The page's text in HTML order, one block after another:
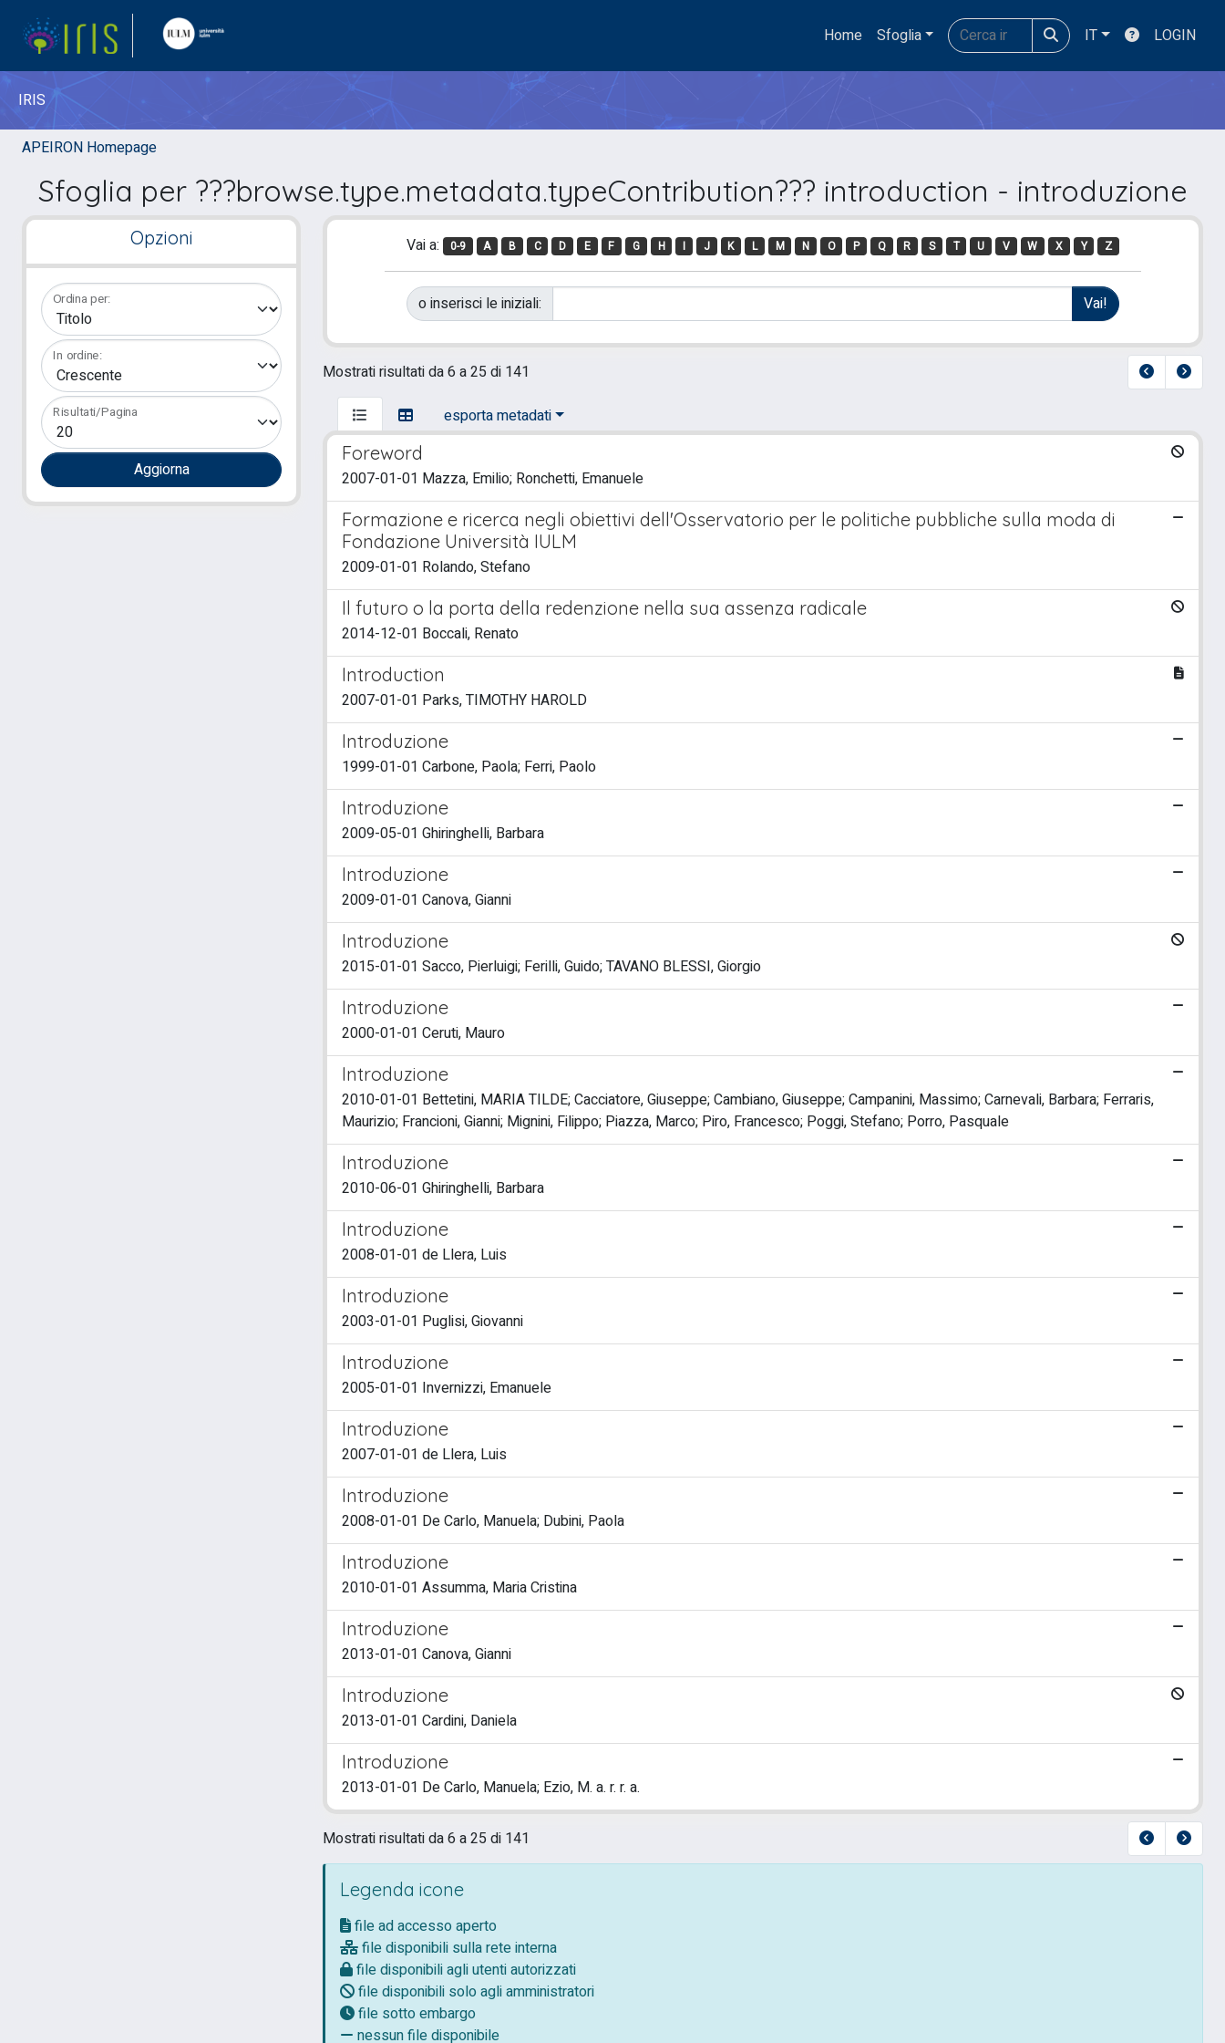
Home Sfoglia IT LOGIN
IRIS
APEIRON Homepage
Sfoglia per ???browse.type.metadata.typeContribution??? introduction - introduzione
Opzioni
Ordina per:
In ordine:
Risultati/Pagina
Vai a: 0-9 A B C D E F G H I J K L M N O P Q R S T U V W X Y Z
o inserisci le iniziali:
Mostrati risultati da 6 a 25 di 141
esporta metadati
Foreword
2007-01-01 Mazza, Emilio; Ronchetti, Emanuele
Formazione e ricerca negli obiettivi dell'Osservatorio per le politiche pubbliche sulla moda di
Fondazione Università IULM
2009-01-01 Rolando, Stefano
Il futuro o la porta della redenzione nella sua assenza radicale
2014-12-01 Boccali, Renato
Introduction
2007-01-01 Parks, TIMOTHY HAROLD
Introduzione
1999-01-01 Carbone, Paola; Ferri, Paolo
Introduzione
2009-05-01 Ghiringhelli, Barbara
Introduzione
2009-01-01 Canova, Gianni
Introduzione
2015-01-01 Sacco, Pierluigi; Ferilli, Guido; TAVANO BLESSI, Giorgio
Introduzione
2000-01-01 Ceruti, Mauro
Introduzione
2010-01-01 Bettetini, MARIA TILDE; Cacciatore, Giuseppe; Cambiano, Giuseppe; Campanini, Massimo; Carnevali, Barbara; Ferraris,
Maurizio; Francioni, Gianni; Mignini, Filippo; Piazza, Marco; Piro, Francesco; Poggi, Stefano; Porro, Pasquale
Introduzione
2010-06-01 Ghiringhelli, Barbara
Introduzione
2008-01-01 de Llera, Luis
Introduzione
2003-01-01 Puglisi, Giovanni
Introduzione
2005-01-01 Invernizzi, Emanuele
Introduzione
2007-01-01 de Llera, Luis
Introduzione
2008-01-01 De Carlo, Manuela; Dubini, Paola
Introduzione
2010-01-01 Assumma, Maria Cristina
Introduzione
2013-01-01 Canova, Gianni
Introduzione
2013-01-01 Cardini, Daniela
Introduzione
2013-01-01 De Carlo, Manuela; Ezio, M. a. r. r. a.
Mostrati risultati da 6 a 25 di 141
Legenda icone
file ad accesso aperto
file disponibili sulla rete interna
file disponibili agli utenti autorizzati
file disponibili solo agli amministratori
file sotto embargo
nessun file disponibile